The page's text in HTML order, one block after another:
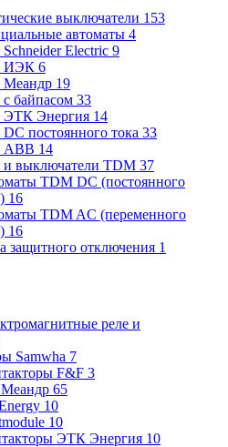
выключатели 153
автоматы 4
Electric 9
ИЭК 6
Меандр 19
байпасом 33
ЭТК Энергия 14
постоянного тока 33
ABB 14
выключатели TDM 37
TDM DC (постоянного
16
TDM AC (переменного
16
защитного отключения 1
реле и
Samwha 7
F&F 3
65
10
10
ЭТК Энергия 10